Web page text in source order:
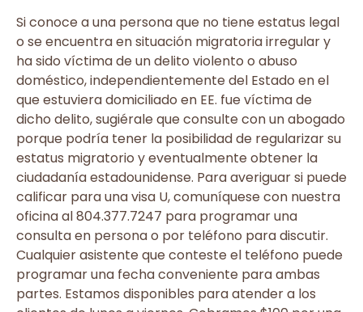
Si conoce a una persona que no tiene estatus legal
o se encuentra en situación migratoria irregular y
ha sido víctima de un delito violento o abuso
doméstico, independientemente del Estado en el
que estuviera domiciliado en EE. fue víctima de
dicho delito, sugiérale que consulte con un abogado
porque podría tener la posibilidad de regularizar su
estatus migratorio y eventualmente obtener la
ciudadanía estadounidense. Para averiguar si puede
calificar para una visa U, comuníquese con nuestra
oficina al 804.377.7247 para programar una
consulta en persona o por teléfono para discutir.
Cualquier asistente que conteste el teléfono puede
programar una fecha conveniente para ambas
partes. Estamos disponibles para atender a los